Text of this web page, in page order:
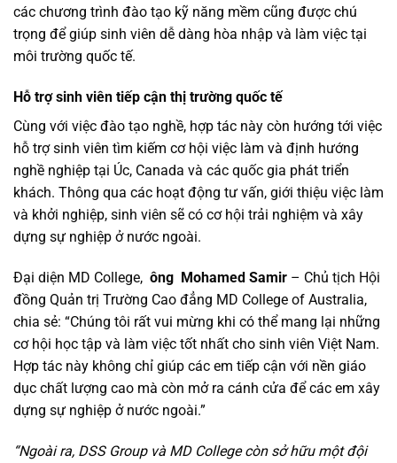
các chương trình đào tạo kỹ năng mềm cũng được chú
trọng để giúp sinh viên dễ dàng hòa nhập và làm việc tại
môi trường quốc tế.
Hỗ trợ sinh viên tiếp cận thị trường quốc tế
Cùng với việc đào tạo nghề, hợp tác này còn hướng tới việc
hỗ trợ sinh viên tìm kiếm cơ hội việc làm và định hướng
nghề nghiệp tại Úc, Canada và các quốc gia phát triển
khách. Thông qua các hoạt động tư vấn, giới thiệu việc làm
và khởi nghiệp, sinh viên sẽ có cơ hội trải nghiệm và xây
dựng sự nghiệp ở nước ngoài.
Đại diện MD College, ​​ông Mohamed Samir – Chủ tịch Hội
đồng Quản trị Trường Cao đẳng MD College of Australia,
chia sẻ: “Chúng tôi rất vui mừng khi có thể mang lại những
cơ hội học tập và làm việc tốt nhất cho sinh viên Việt Nam.
Hợp tác này không chỉ giúp các em tiếp cận với nền giáo
dục chất lượng cao mà còn mở ra cánh cửa để các em xây
dựng sự nghiệp ở nước ngoài.”
“Ngoài ra, DSS Group và MD College còn sở hữu một đội